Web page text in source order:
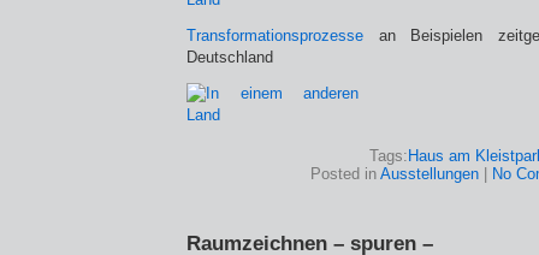
Transformationsprozesse an Beispielen
Deutschland
Tags: Haus am
Posted in Ausstellungen| No
Raumzeichnen – spuren –